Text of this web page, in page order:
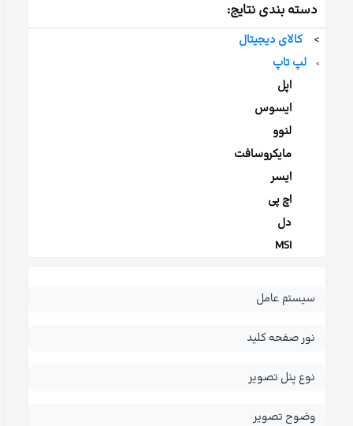
دسته بندی نتایج:
>
کالای دیجیتال
>
لپ تاپ
اپل
ایسوس
لنوو
مایکروسافت
ایسر
اچ پی
دل
MSI
سیستم عامل
نور صفحه کلید
نوع پنل تصویر
وضوح تصویر